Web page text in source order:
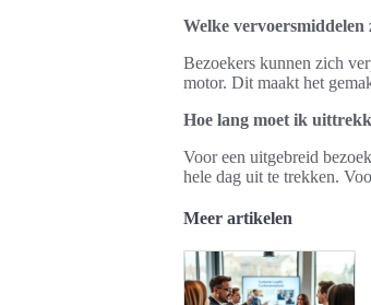
Welke vervoersmiddelen
Bezoekers kunnen zich
motor. Dit maakt het
Hoe lang moet ik
Voor een uitgebreid
hele dag uit te trekken.
Meer artikelen